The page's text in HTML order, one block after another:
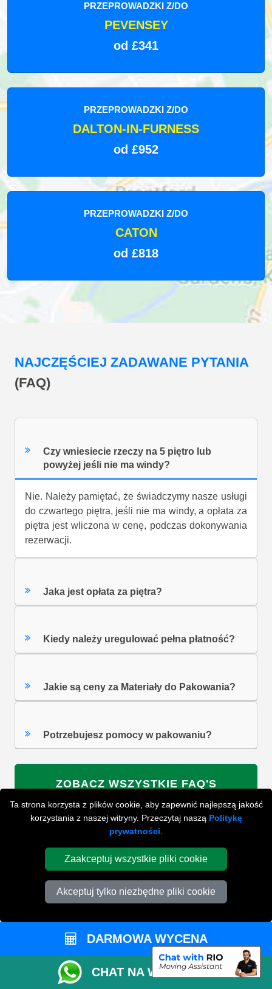
Ta strona korzysta z plików cookie, aby zapewnić najlepszą jakość
korzystania z naszej witryny. Przeczytaj naszą Politykę
prywatności
Zaakceptuj wszystkie pliki cookie
Akceptuj tylko niezbędne pliki cookie
PRZEPROWADZKI Z/DO
PEVENSEY
od £341
PRZEPROWADZKI Z/DO
DALTON-IN-FURNESS
od £952
PRZEPROWADZKI Z/DO
CATON
od £818
NAJCZĘŚCIEJ ZADAWANE PYTANIA
(FAQ)
Czy wniesiecie rzeczy na 5 piętro lub
powyżej jeśli nie ma windy?
Nie. Należy pamiętać, że świadczymy nasze usługi
do czwartego piętra, jeśli nie ma windy, a opłata za
piętra jest wliczona w cenę, podczas dokonywania
rezerwacji.
Jaka jest opłata za piętra?
Kiedy należy uregulować pełna płatność?
Jakie są ceny za Materiały do Pakowania?
Potrzebujesz pomocy w pakowaniu?
ZOBACZ WSZYSTKIE FAQ'S
WYSZUKAJ W NAJCZĘŚCIEJ ZADAWANYCH
PYTANIACH
ZACZNIJ WPISYWAĆ SWOJE PYTANIE I WYBIERZ Z
PONIŻSZYCH WYNIKÓW
DARMOWA WYCENA
CHAT NA WHATSAPP